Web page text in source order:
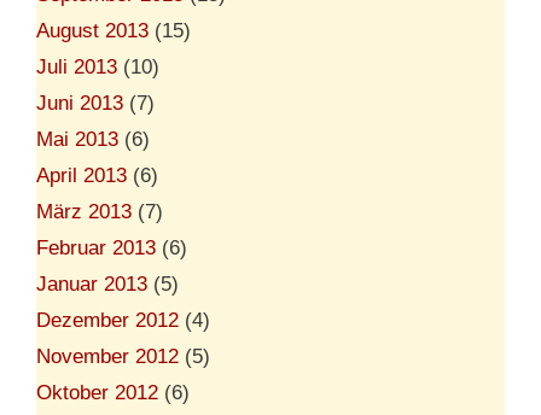
August 2013 (15)
Juli 2013 (10)
Juni 2013 (7)
Mai 2013 (6)
April 2013 (6)
März 2013 (7)
Februar 2013 (6)
Januar 2013 (5)
Dezember 2012 (4)
November 2012 (5)
Oktober 2012 (6)